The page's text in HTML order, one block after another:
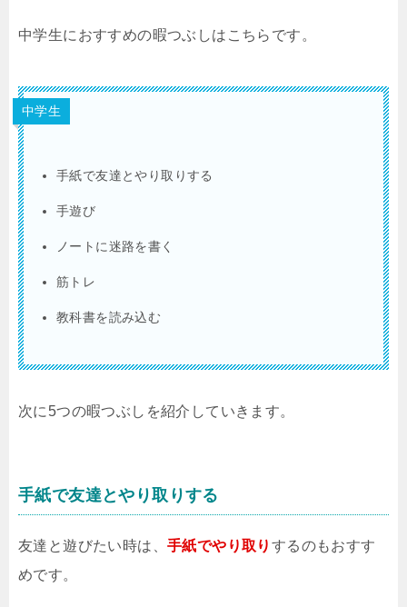
中学生におすすめの暇つぶしはこちらです。
中学生
手紙で友達とやり取りする
手遊び
ノートに迷路を書く
筋トレ
教科書を読み込む
次に5つの暇つぶしを紹介していきます。
手紙で友達とやり取りする
友達と遊びたい時は、 手紙でやり取り するのもおすす
めです。